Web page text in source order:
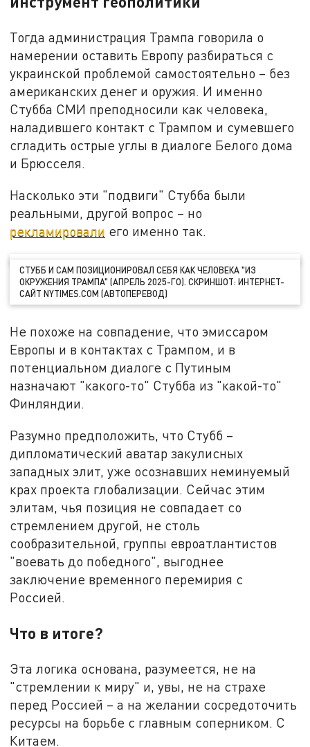
Тогда администрация Трампа говорила о
намерении оставить Европу разбираться с
украинской проблемой самостоятельно – без
американских денег и оружия. И именно
Стубба СМИ преподносили как человека,
наладившего контакт с Трампом и сумевшего
сгладить острые углы в диалоге Белого дома
и Брюсселя.
Насколько эти "подвиги" Стубба были
реальными, другой вопрос – но
рекламировали его именно так.
СТУББ И САМ ПОЗИЦИОНИРОВАЛ СЕБЯ КАК ЧЕЛОВЕКА "ИЗ
ОКРУЖЕНИЯ ТРАМПА" (АПРЕЛЬ 2025-ГО). СКРИНШОТ: ИНТЕРНЕТ-
САЙТ NYTIMES.COM (АВТОПЕРЕВОД)
Не похоже на совпадение, что эмиссаром
Европы и в контактах с Трампом, и в
потенциальном диалоге с Путиным
назначают "какого-то" Стубба из "какой-то"
Финляндии.
Разумно предположить, что Стубб –
дипломатический аватар закулисных
западных элит, уже осознавших неминуемый
крах проекта глобализации. Сейчас этим
элитам, чья позиция не совпадает со
стремлением другой, не столь
сообразительной, группы евроатлантистов
"воевать до победного", выгоднее
заключение временного перемирия с
Россией.
Что в итоге?
Эта логика основана, разумеется, не на
"стремлении к миру" и, увы, не на страхе
перед Россией – а на желании сосредоточить
ресурсы на борьбе с главным соперником. С
Китаем.